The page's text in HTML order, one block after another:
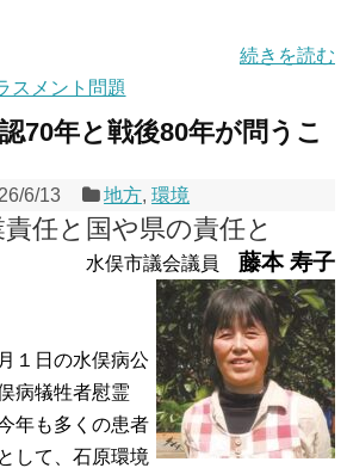
続きを読む
スメント問題
70年と戦後80年が問うこ
6/13 地方,環境
任と国や県の責任と
水俣市議会議員 藤本 寿子
１日の水俣病公
病犠牲者慰霊
年も多くの患者
して、石原環境